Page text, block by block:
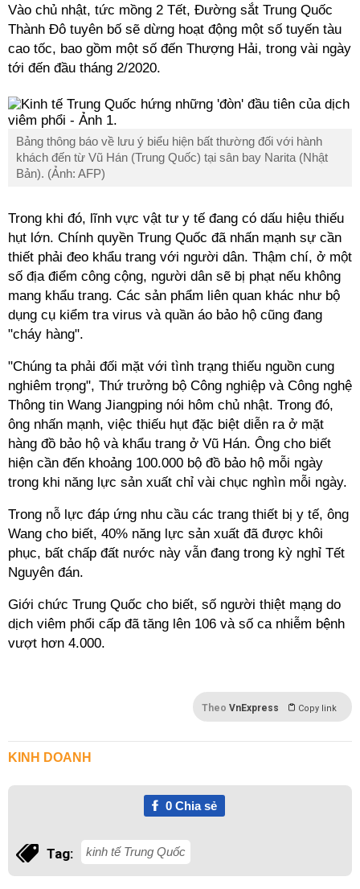
Vào chủ nhật, tức mồng 2 Tết, Đường sắt Trung Quốc
Thành Đô tuyên bố sẽ dừng hoạt động một số tuyến tàu
cao tốc, bao gồm một số đến Thượng Hải, trong vài ngày
tới đến đầu tháng 2/2020.
Bảng thông báo về lưu ý biểu hiện bất thường đối với hành
khách đến từ Vũ Hán (Trung Quốc) tại sân bay Narita (Nhật
Bản). (Ảnh: AFP)
Trong khi đó, lĩnh vực vật tư y tế đang có dấu hiệu thiếu
hụt lớn. Chính quyền Trung Quốc đã nhấn mạnh sự cần
thiết phải đeo khẩu trang với người dân. Thậm chí, ở một
số địa điểm công cộng, người dân sẽ bị phạt nếu không
mang khẩu trang. Các sản phẩm liên quan khác như bộ
dụng cụ kiểm tra virus và quần áo bảo hộ cũng đang
"cháy hàng".
"Chúng ta phải đối mặt với tình trạng thiếu nguồn cung
nghiêm trọng", Thứ trưởng bộ Công nghiệp và Công nghệ
Thông tin Wang Jiangping nói hôm chủ nhật. Trong đó,
ông nhấn mạnh, việc thiếu hụt đặc biệt diễn ra ở mặt
hàng đồ bảo hộ và khẩu trang ở Vũ Hán. Ông cho biết
hiện cần đến khoảng 100.000 bộ đồ bảo hộ mỗi ngày
trong khi năng lực sản xuất chỉ vài chục nghìn mỗi ngày.
Trong nỗ lực đáp ứng nhu cầu các trang thiết bị y tế, ông
Wang cho biết, 40% năng lực sản xuất đã được khôi
phục, bất chấp đất nước này vẫn đang trong kỳ nghỉ Tết
Nguyên đán.
Giới chức Trung Quốc cho biết, số người thiệt mạng do
dịch viêm phổi cấp đã tăng lên 106 và số ca nhiễm bệnh
vượt hơn 4.000.
Theo VnExpress Copy link
KINH DOANH
0Chia sẻ
Tag: kinh tế Trung Quốc